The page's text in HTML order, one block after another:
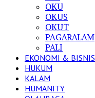
OKU
OKUS
OKUT
PAGARALAM
PALI
EKONOMI & BISNIS
HUKUM
KALAM
HUMANITY